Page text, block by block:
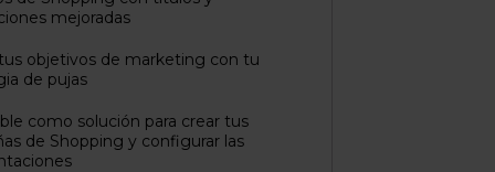
mejoradas
objetivos de marketing con tu
de pujas
como solución para crear tus
de Shopping y configurar las